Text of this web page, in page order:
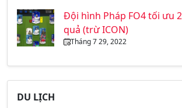
Đội hình Pháp FO4 tối ưu
quả (trừ ICON)
Tháng 7 29, 2022
DU LỊCH